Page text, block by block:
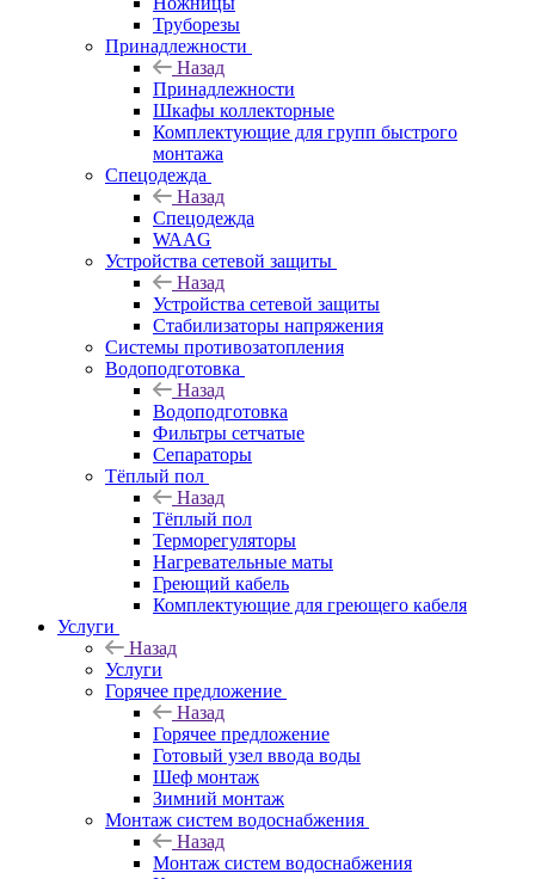
Труборезы
Принадлежности
Назад
Принадлежности
Шкафы коллекторные
Комплектующие для групп быстрого
монтажа
Спецодежда
Назад
Спецодежда
WAAG
Устройства сетевой защиты
Назад
Устройства сетевой защиты
Стабилизаторы напряжения
Системы противозатопления
Водоподготовка
Назад
Водоподготовка
Фильтры сетчатые
Сепараторы
Тёплый пол
Назад
Тёплый пол
Терморегуляторы
Нагревательные маты
Греющий кабель
Комплектующие для греющего кабеля
Услуги
Назад
Услуги
Горячее предложение
Назад
Горячее предложение
Готовый узел ввода воды
Шеф монтаж
Зимний монтаж
Монтаж систем водоснабжения
Назад
Монтаж систем водоснабжения